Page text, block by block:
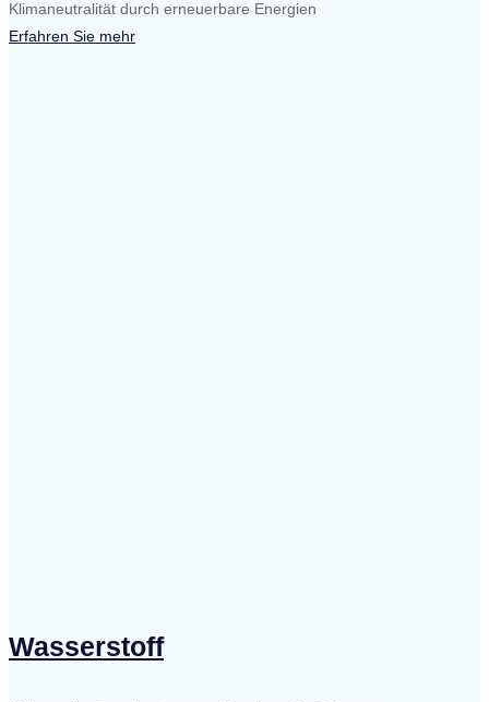
Klimaneutralität durch erneuerbare Energien
Erfahren Sie mehr
Wasserstoff